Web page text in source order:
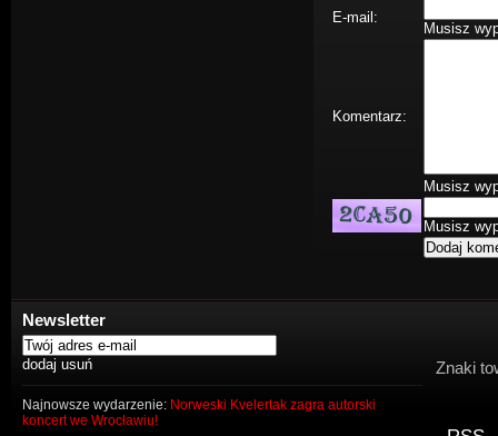
E-mail:
Musisz
Komentarz:
Musisz
Musisz
Newsletter
Najnowsze wydarzenie: Norweski Kvelertak zagra autorski
koncert we Wrocławiu!
Znaki